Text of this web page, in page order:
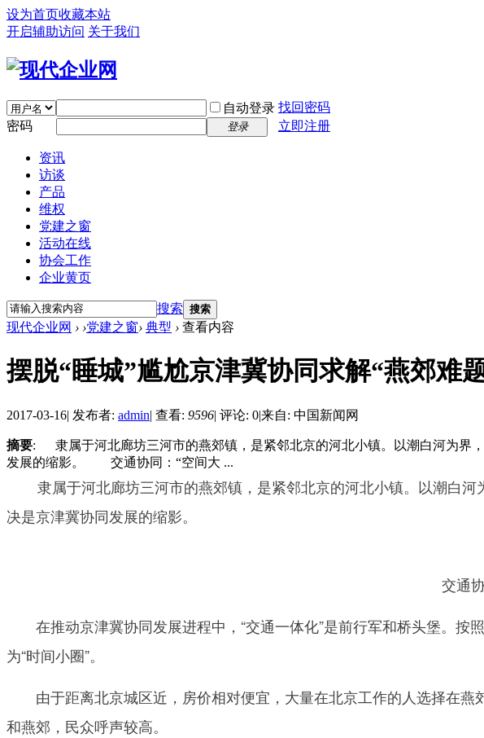
设为首页收藏本站
开启辅助访问 关于我们
自动登录 找回密码
密码
登录 立即注册
资讯
访谈
产品
维权
党建之窗
活动在线
协会工作
企业黄页
搜索 搜索
现代企业网 › ›党建之窗› 典型 › 查看内容
摆脱“睡城”尴尬京津冀协同求解“燕郊难
2017-03-16| 发布者: admin| 查看: 9596| 评论: 0|来自: 中国新闻网
摘要: 隶属于河北廊坊三河市的燕郊镇，是紧邻北京的河北小镇。以潮白河为界
发展的缩影。 交通协同：“空间大 ...
隶属于河北廊坊三河市的燕郊镇，是紧邻北京的河北小镇。以潮白河
决是京津冀协同发展的缩影。
交通协
在推动京津冀协同发展进程中，“交通一体化”是前行军和桥头堡。按
为“时间小圈”。
由于距离北京城区近，房价相对便宜，大量在北京工作的人选择在燕
和燕郊，民众呼声较高。